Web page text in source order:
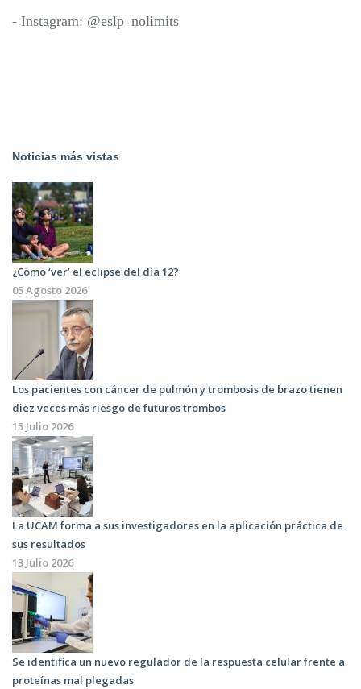
- Instagram: @eslp_nolimits
Noticias más vistas
¿Cómo ‘ver’ el eclipse del día 12?
05 Agosto 2026
Los pacientes con cáncer de pulmón y trombosis de brazo tienen
diez veces más riesgo de futuros trombos
15 Julio 2026
La UCAM forma a sus investigadores en la aplicación práctica de
sus resultados
13 Julio 2026
Se identifica un nuevo regulador de la respuesta celular frente a
proteínas mal plegadas